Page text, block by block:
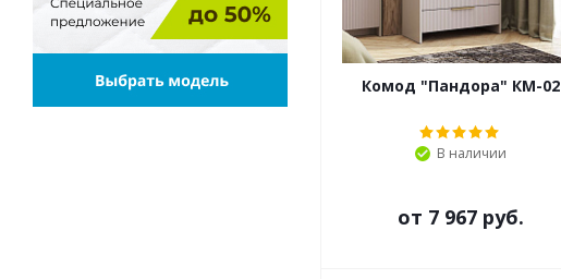
Комод "Пандора" КМ-02
В наличии
от 7 967 руб.